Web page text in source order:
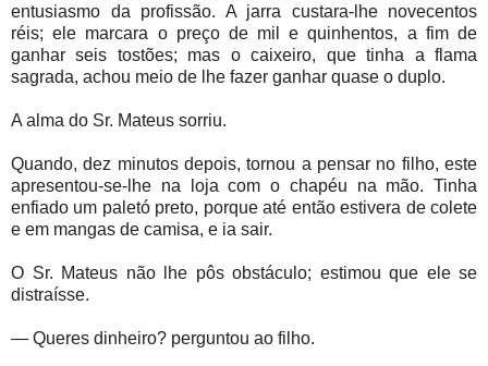
entusiasmo da profissão. A jarra custara-lhe novecentos
réis; ele marcara o preço de mil e quinhentos, a fim de
ganhar seis tostões; mas o caixeiro, que tinha a flama
sagrada, achou meio de lhe fazer ganhar quase o duplo.
A alma do Sr. Mateus sorriu.
Quando, dez minutos depois, tornou a pensar no filho, este
apresentou-se-lhe na loja com o chapéu na mão. Tinha
enfiado um paletó preto, porque até então estivera de colete
e em mangas de camisa, e ia sair.
O Sr. Mateus não lhe pôs obstáculo; estimou que ele se
distraísse.
— Queres dinheiro? perguntou ao filho.